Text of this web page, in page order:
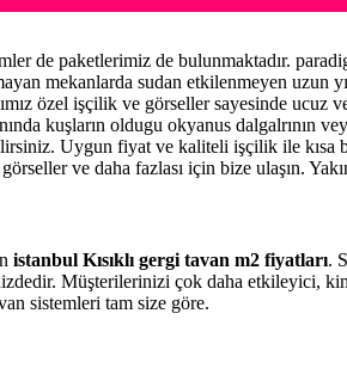
de paketlerimiz de bulunmaktadır.
mekanlarda sudan etkilenmeyen
özel işçilik ve görseller sayesinde ucuz
kuşların oldugu okyanus dalgalrının
Uygun fiyat ve kaliteli işçilik ile kısa
ve daha fazlası için bize ulaşın.
istanbul Kısıklı gergi tavan m2 fiyatları.
Müşterilerinizi çok daha etkileyici,
sistemleri tam size göre.